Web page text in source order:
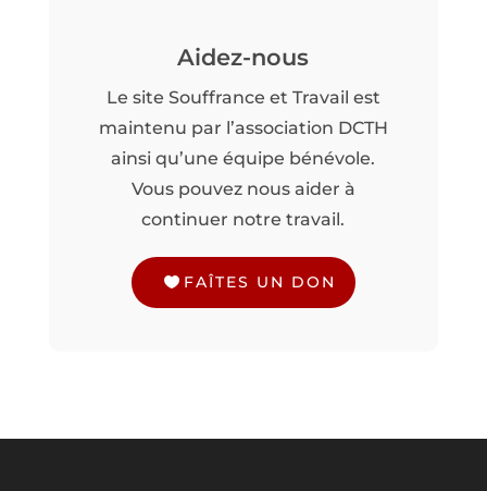
Aidez-nous
Le site Souffrance et Travail est
maintenu par l’association DCTH
ainsi qu’une équipe bénévole.
Vous pouvez nous aider à
continuer notre travail.
FAÎTES UN DON